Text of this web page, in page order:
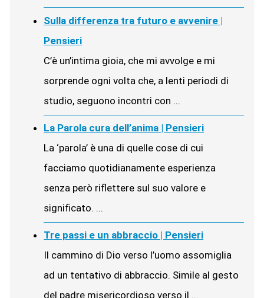
Sulla differenza tra futuro e avvenire |
Pensieri
C’è un’intima gioia, che mi avvolge e mi
sorprende ogni volta che, a lenti periodi di
studio, seguono incontri con ...
La Parola cura dell’anima | Pensieri
La ‘parola’ è una di quelle cose di cui
facciamo quotidianamente esperienza
senza però riflettere sul suo valore e
significato. ...
Tre passi e un abbraccio | Pensieri
Il cammino di Dio verso l’uomo assomiglia
ad un tentativo di abbraccio. Simile al gesto
del padre misericordioso verso il ...